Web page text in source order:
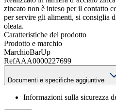
zincato non è inteso per il contatto
per servire gli alimenti, si consiglia
oleata.
Caratteristiche del prodotto
Prodotto e marchio
MarchioBarUp
RefAAA0000227699
Documenti e specifiche aggiuntive
Informazioni sulla sicurezza